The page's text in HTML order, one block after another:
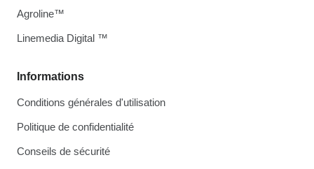
Informations
Conditions générales d'utilisation
Politique de confidentialité
Conseils de sécurité
Agroline™
Linemedia Digital ™